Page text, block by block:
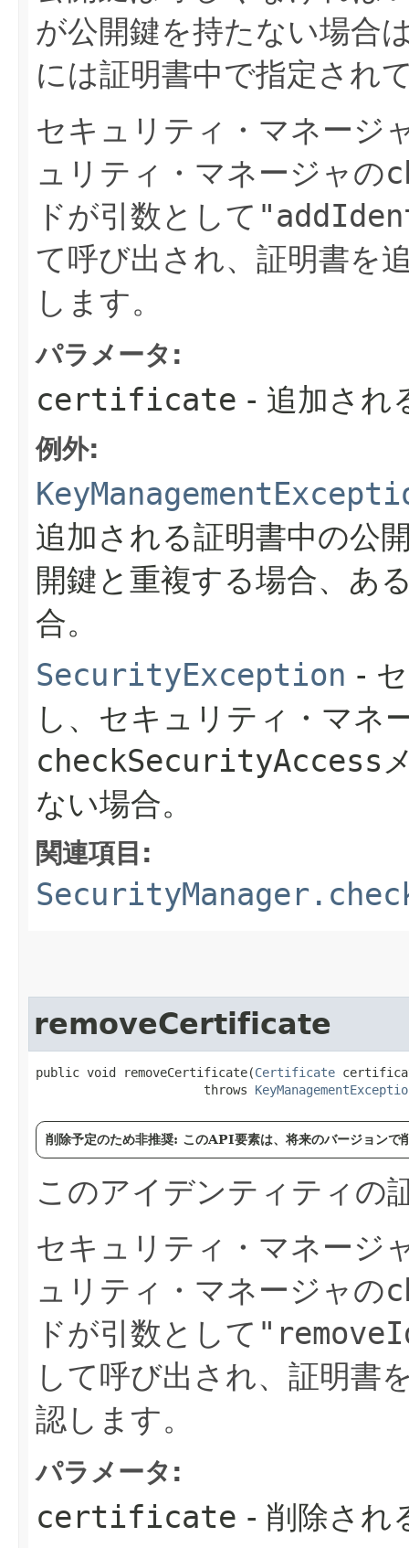
が公開鍵を持たない場合
には証明書中で指定され
セキュリティ・マネージ
ュリティ・マネージャの
ドが引数として
て呼び出され、証明書を
します。
パラメータ:
certificate - 追加され
例外:
追加される証明書中の公
開鍵と重複する場合、あ
合。
SecurityException -
し、セキュリティ・マネ
checkSecurityAccess
ない場合。
関連項目:
removeCertificate
public void removeCertificate​(Certificate
                       throws
削除予定のため非推奨: このAPI要素は、将来のバージョンで
このアイデンティティの
セキュリティ・マネージ
ュリティ・マネージャの
ドが引数として
して呼び出され、証明書
認します。
パラメータ:
certificate - 削除され